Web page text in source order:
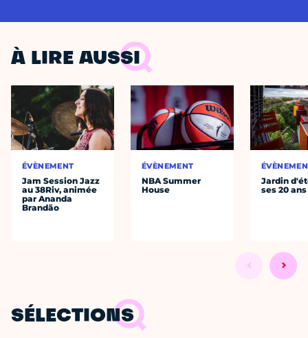
À LIRE AUSSI
ÉVÈNEMENT
Jam Session Jazz
au 38Riv, animée
par Ananda
Brandão
ÉVÈNEMENT
NBA Summer
House
Jardin
ses 20 ans
SÉLECTIONS